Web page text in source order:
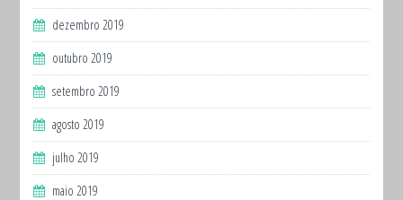
dezembro 2019
outubro 2019
setembro 2019
agosto 2019
julho 2019
maio 2019